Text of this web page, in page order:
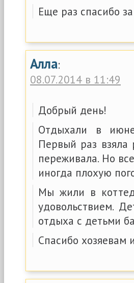
Еще раз спасибо
Алла:
08.07.2014 в 11:49
Добрый день!
Отдыхали в
Первый раз взяла
переживала. Но
иногда плохую
Мы жили в
удовольствием.
отдыха с детьми
Спасибо хозяевам